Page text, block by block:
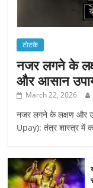
टोटके
नजर लगने के
और आसान
March 22, 2026
नजर लगने के लक्षण और
Upay): तंत्र शास्त्र में